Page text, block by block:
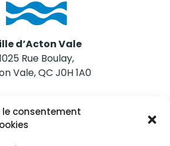
le consentement
d’Acton Vale
Rue Boulay,
Vale, QC J0H 1A0
Nous joindre
450 546-2703